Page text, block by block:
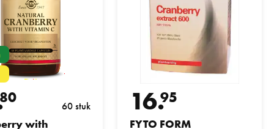
80 60 stuk
with
16.95
FYTO FORM